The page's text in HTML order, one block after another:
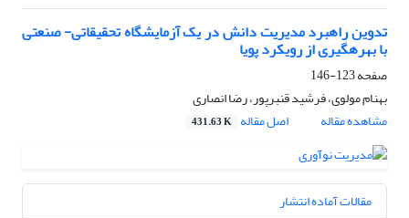
تدوین راهبرد مدیریت دانش در یک آزمایشگاه تحقیقاتی- صنعتی
با بهرهگیری از رویکرد پویا
صفحه123-146
بهنام مولوی، فرشید قنبرپور، رضا انصاری
مشاهده مقاله
اصل مقاله 431.63 K
مقالات آماده انتشار